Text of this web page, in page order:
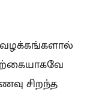
சிறந்த